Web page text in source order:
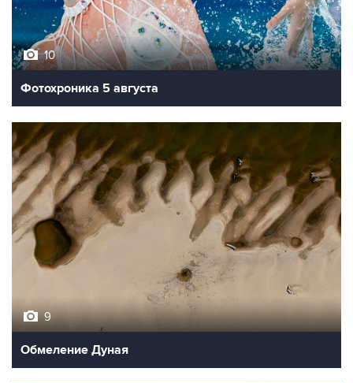
10
Фотохроника 5 августа
Обмеление Дуная